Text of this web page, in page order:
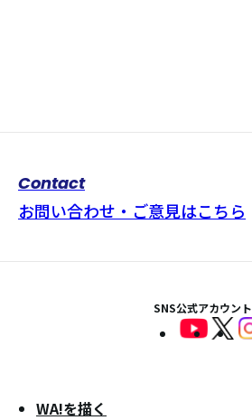
Contact
お問い合わせ・ご意見はこちら
SNS公式アカウント
WA!を描く